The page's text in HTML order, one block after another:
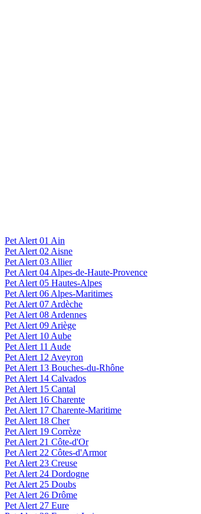
Pet Alert 01 Ain
Pet Alert 02 Aisne
Pet Alert 03 Allier
Pet Alert 04 Alpes-de-Haute-Provence
Pet Alert 05 Hautes-Alpes
Pet Alert 06 Alpes-Maritimes
Pet Alert 07 Ardèche
Pet Alert 08 Ardennes
Pet Alert 09 Ariège
Pet Alert 10 Aube
Pet Alert 11 Aude
Pet Alert 12 Aveyron
Pet Alert 13 Bouches-du-Rhône
Pet Alert 14 Calvados
Pet Alert 15 Cantal
Pet Alert 16 Charente
Pet Alert 17 Charente-Maritime
Pet Alert 18 Cher
Pet Alert 19 Corrèze
Pet Alert 21 Côte-d'Or
Pet Alert 22 Côtes-d'Armor
Pet Alert 23 Creuse
Pet Alert 24 Dordogne
Pet Alert 25 Doubs
Pet Alert 26 Drôme
Pet Alert 27 Eure